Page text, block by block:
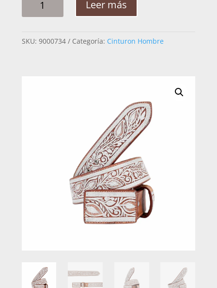
HOMBRE
CORDON
Leer más
SKU: 9000734 Categoría: Cinturon Hombre